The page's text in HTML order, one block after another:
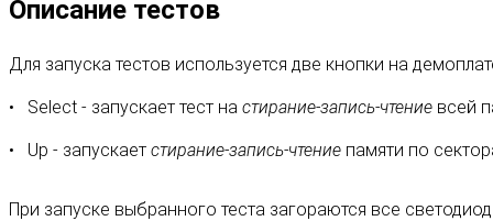
Описание тестов
Для запуска тестов используется две кнопки на
Select - запускает тест на стирание-запись-чтение всей
Up - запускает стирание-запись-чтение памяти по
При запуске выбранного теста загораются все